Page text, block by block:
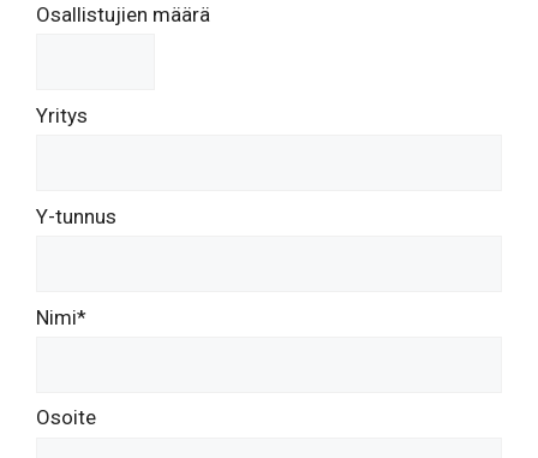
Osallistujien määrä
Yritys
Y-tunnus
Nimi*
Osoite